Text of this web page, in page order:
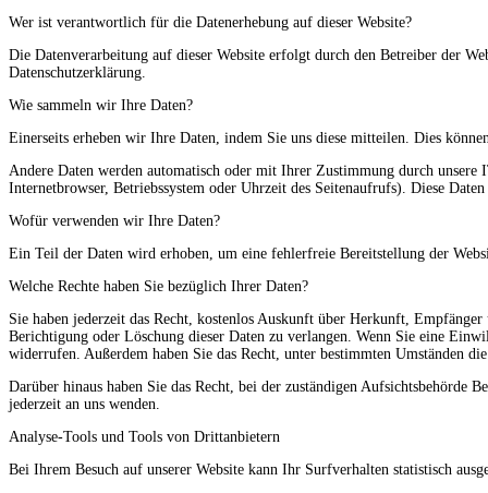
Wer ist verantwortlich für die Datenerhebung auf dieser Website?
Die Datenverarbeitung auf dieser Website erfolgt durch den Betreiber der
Datenschutzerklärung.
Wie sammeln wir Ihre Daten?
Einerseits erheben wir Ihre Daten, indem Sie uns diese mitteilen. Dies
Andere Daten werden automatisch oder mit Ihrer Zustimmung durch unsere
Internetbrowser, Betriebssystem oder Uhrzeit des Seitenaufrufs). Diese
Wofür verwenden wir Ihre Daten?
Ein Teil der Daten wird erhoben, um eine fehlerfreie Bereitstellung der
Welche Rechte haben Sie bezüglich Ihrer Daten?
Sie haben jederzeit das Recht, kostenlos Auskunft über Herkunft,
Berichtigung oder Löschung dieser Daten zu verlangen. Wenn Sie eine
widerrufen. Außerdem haben Sie das Recht, unter bestimmten Umständen
Darüber hinaus haben Sie das Recht, bei der zuständigen Aufsichtsbehörde
jederzeit an uns wenden.
Analyse-Tools und Tools von Drittanbietern
Bei Ihrem Besuch auf unserer Website kann Ihr Surfverhalten statistisch